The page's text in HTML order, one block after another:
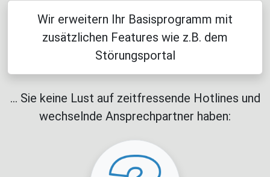
Wir erweitern Ihr Basisprogramm mit
zusätzlichen Features wie z.B. dem
Störungsportal
... Sie keine Lust auf zeitfressende Hotlines und
wechselnde Ansprechpartner haben: